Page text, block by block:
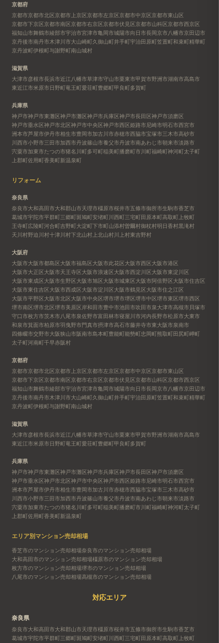
京都府
京都市京都市北区京都市上京区京都市左京区京都市中京区京都市東山区
京都市下京区京都市南区京都市右京区京都市伏見区京都市山科区京都市西京区
福知山市舞鶴市綾部市宇治市宮津市亀岡市城陽市向日市長岡京市八幡市京田辺市
京丹後市南丹市木津川市大山崎町久御山町井手町宇治田原町笠置町和束町精華町
京丹波町伊根町与謝野町南山城村
滋賀県
大津市彦根市長浜市近江八幡市草津市守山市栗東市甲賀市野洲市湖南市高島市
東近江市米原市日野町竜王町愛荘町豊郷町甲良町多賀町
兵庫県
神戸市神戸市東灘区神戸市灘区神戸市兵庫区神戸市長田区神戸市須磨区
神戸市垂水区神戸市北区神戸市中央区神戸市西区姫路市尼崎市明石市西宮市
洲本市芦屋市伊丹市相生市豊岡市加古川市赤穂市西脇市宝塚市三木市高砂市
川西市小野市三田市加西市丹波篠山市養父市丹波市南あわじ市朝来市淡路市
宍粟市加東市たつの市猪名川町多可町稲美町播磨町市川町福崎町神河町太子町
上郡町佐用町香美町新温泉町
リフォーム
奈良県
奈良市大和高田市大和郡山市天理市橿原市桜井市五條市御所市生駒市香芝市
葛城市宇陀市平群町三郷町斑鳩町安堵町川西町三宅町田原本町高取町 上牧町
王寺町広陵町河合町吉野町大淀町下市町山添村曽爾村御杖村明日香村黒滝村
天川村野迫川村十津川村下北山村 上北山村川上村東吉野村
大阪府
大阪市大阪市都島区大阪市福島区大阪市此花区大阪市西区大阪市港区
大阪市大正区大阪市天王寺区大阪市浪速区大阪市西淀川区大阪市東淀川区
大阪市東成区大阪市生野区大阪市旭区大阪市城東区大阪市阿倍野区大阪市住吉区
大阪市東住吉区大阪市西成区大阪市淀川区大阪市鶴見区大阪市住之江区
大阪市平野区大阪市北区大阪市中央区堺市堺市堺区堺市中区堺市東区堺市西区
堺市南区堺市北区堺市美原区岸和田市豊中市池田市吹田市泉大津市高槻市 貝塚市
守口市枚方市茨木市八尾市泉佐野市富田林市寝屋川市河内長野市松原市大東市
和泉市箕面市柏原市羽曳野市門真市摂津市高石市藤井寺市東大阪市泉南市
四條畷市交野市大阪狭山市阪南市島本町豊能町能勢町忠岡町熊取町田尻町岬町
太子町河南町千早赤阪村
京都府
京都市京都市北区京都市上京区京都市左京区京都市中京区京都市東山区
京都市下京区京都市南区京都市右京区京都市伏見区京都市山科区京都市西京区
福知山市舞鶴市綾部市宇治市宮津市亀岡市城陽市向日市長岡京市八幡市京田辺市
京丹後市南丹市木津川市大山崎町久御山町井手町宇治田原町笠置町和束町精華町
京丹波町伊根町与謝野町南山城村
滋賀県
大津市彦根市長浜市近江八幡市草津市守山市栗東市甲賀市野洲市湖南市高島市
東近江市米原市日野町竜王町愛荘町豊郷町甲良町多賀町
兵庫県
神戸市神戸市東灘区神戸市灘区神戸市兵庫区神戸市長田区神戸市須磨区
神戸市垂水区神戸市北区神戸市中央区神戸市西区姫路市尼崎市明石市西宮市
洲本市芦屋市伊丹市相生市豊岡市加古川市赤穂市西脇市宝塚市三木市高砂市
川西市小野市三田市加西市丹波篠山市養父市丹波市南あわじ市朝来市淡路市
宍粟市加東市たつの市猪名川町多可町稲美町播磨町市川町福崎町神河町太子町
上郡町佐用町香美町新温泉町
エリア別マンション売却相場
香芝市のマンション売却相場奈良市のマンション売却相場
大和高田市のマンション売却相場橿原市のマンション売却相場
枚方市のマンション売却相場堺市のマンション売却相場
八尾市のマンション売却相場高槻市のマンション売却相場
対応エリア
奈良県
奈良市大和高田市大和郡山市天理市橿原市桜井市五條市御所市生駒市香芝市
葛城市宇陀市平群町三郷町斑鳩町安堵町川西町三宅町田原本町高取町 上牧町